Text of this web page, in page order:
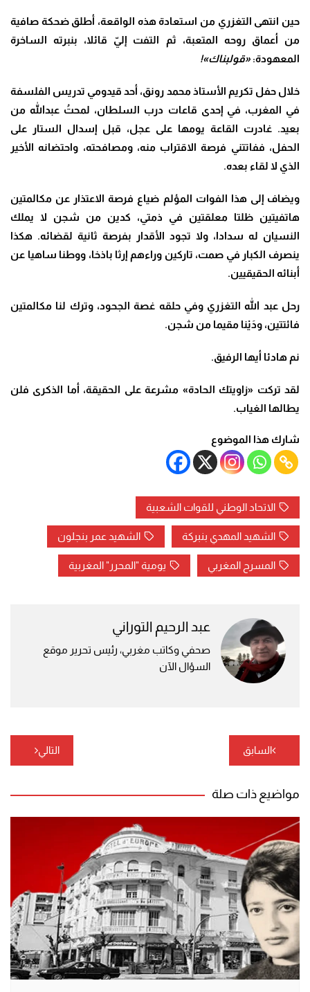
حين انتهى التغزري من استعادة هذه الواقعة، أطلق ضحكة صافية
من أعماق روحه المتعبة، ثم التفت إليّ قائلا، بنبرته الساخرة
المعهودة: «قولبناك»!
خلال حفل تكريم الأستاذ محمد رونق، أحد قيدومي تدريس الفلسفة
في المغرب، في إحدى قاعات درب السلطان، لمحتُ عبدالله من
بعيد. غادرت القاعة يومها على عجل، قبل إسدال الستار على
الحفل، ففاتتني فرصة الاقتراب منه، ومصافحته، واحتضانه الأخير
الذي لا لقاء بعده.
ويضاف إلى هذا الفوات المؤلم ضياع فرصة الاعتذار عن مكالمتين
هاتفيتين ظلتا معلقتين في ذمتي، كدين من شجن لا يملك
النسيان له سدادا، ولا تجود الأقدار بفرصة ثانية لقضائه. هكذا
ينصرف الكبار في صمت، تاركين وراءهم إرثا باذخا، ووطنا ساهيا عن
أبنائه الحقيقيين.
رحل عبد الله التغزري وفي حلقه غصة الجحود، وترك لنا مكالمتين
فائتتين، ودَيْنا مقيما من شجن.
نم هادئا أيها الرفيق.
لقد تركت «زاويتك الحادة» مشرعة على الحقيقة، أما الذكرى فلن
يطالها الغياب.
شارك هذا الموضوع
الاتحاد الوطني للقوات الشعبية
الشهيد المهدي بنبركة الشهيد عمر بنجلون
المسرح المغربي يومية "المحرر" المغربية
عبد الرحيم التوراني
صحفي وكاتب مغربي، رئيس تحرير موقع
السؤال الآن
تصفّح
المقالات
السابق التالي
مواضيع ذات صلة